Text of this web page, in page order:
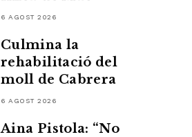
6 AGOST 2026
Culmina la
rehabilitació del
moll de Cabrera
6 AGOST 2026
Aina Pistola: “No